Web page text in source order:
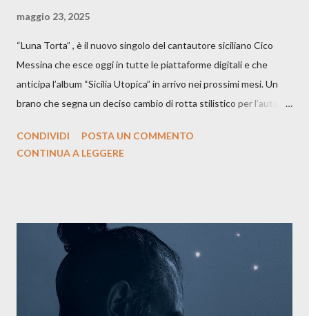
maggio 23, 2025
“Luna Torta” , è il nuovo singolo del cantautore siciliano Cico
Messina che esce oggi in tutte le piattaforme digitali e che
anticipa l’album “Sicilia Utopica” in arrivo nei prossimi mesi. Un
brano che segna un deciso cambio di rotta stilistico per l’autore
testo ibrido tra italiano e siciliano, e un’urgenza espressiva che
La canzone racconta la difficoltà di creare, e perfino di esistere,
sotto il peso della realtà. Ma lo fa cercando una via d’uscita, una
forma di assoluzione, nel vivere e nel suonare, nel trovare respiro
anche quando l’aria sembra farsi più densa. Il brano è anche una
CONDIVIDI
POSTA UN COMMENTO
CONTINUA A LEGGERE